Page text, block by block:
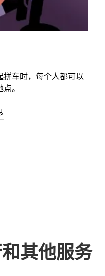
拼车时，每个人都可以
。
其他服务